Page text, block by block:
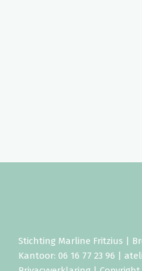
Stichting Marline Fritzius |
Kantoor: 06 16 77 23 96 |